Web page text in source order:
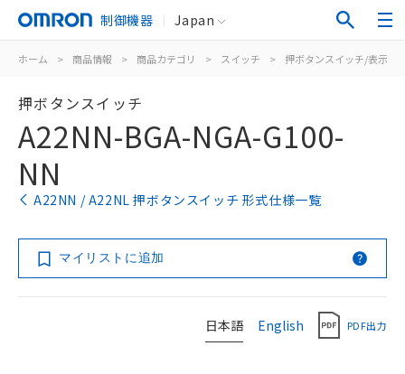
制御機器 Japan
ホーム > 商品情報 > 商品カテゴリ > スイッチ > 押ボタンスイッチ/表示灯
押ボタンスイッチ
A22NN-BGA-NGA-G100-
NN
A22NN / A22NL 押ボタンスイッチ 形式仕様一覧
マイリストに追加
日本語 English PDF出力